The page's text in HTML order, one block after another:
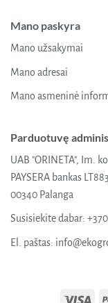
Mano paskyra
Mano užsakymai
Mano adresai
Mano asmeninė
Parduotuvę
UAB "ORINETA", Im.
PAYSERA bankas
00340 Palanga
Susisiekite dabar:
El. paštas:
Visa